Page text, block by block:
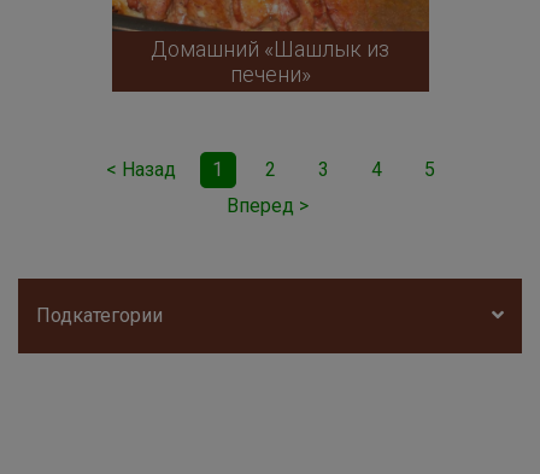
Домашний «Шашлык из
печени»
< Назад 1 2 3 4
5
Вперед >
Подкатегории